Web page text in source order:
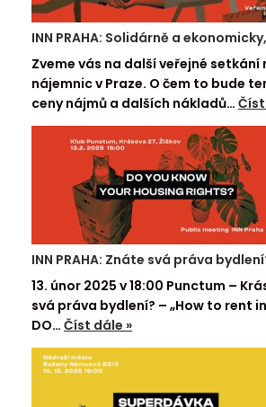
INN PRAHA: Solidárně a
Zveme vás na další veřejné setkání
nájemnic v Praze. O čem to bude
ceny nájmů a dalších nákladů…
INN PRAHA: Znáte svá práva
13. únor 2025 v 18:00 Punctum –
svá práva bydlení? – „How to rent
DO… Číst dále »